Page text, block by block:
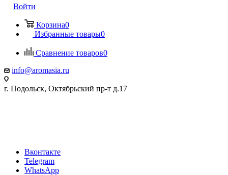
Войти
Корзина0
Избранные товары0
Сравнение товаров0
info@aromasia.ru
г. Подольск, Октябрьский пр-т д.17
Вконтакте
Telegram
WhatsApp